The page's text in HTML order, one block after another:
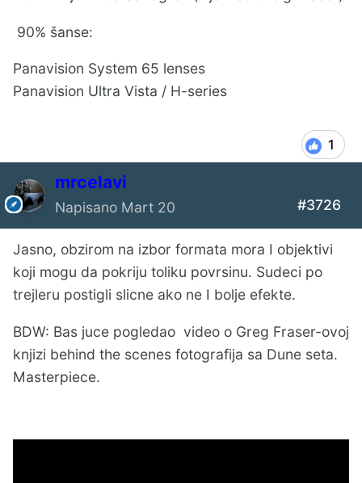
90% šanse:
Panavision System 65 lenses
Panavision Ultra Vista / H-series
1
mrcelavi
Napisano Mart 20 #3726
Jasno, obzirom na izbor formata mora I objektivi
koji mogu da pokriju toliku povrsinu. Sudeci po
trejleru postigli slicne ako ne I bolje efekte.
BDW: Bas juce pogledao video o Greg Fraser-ovoj
knjizi behind the scenes fotografija sa Dune seta.
Masterpiece.